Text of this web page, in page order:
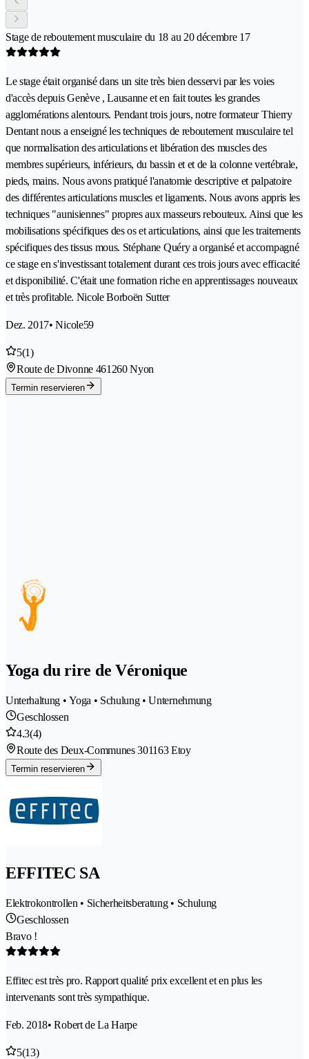
Stage de reboutement musculaire du 18 au 20 décembre 17
Le stage était organisé dans un site très bien desservi par les voies
d'accès depuis Genève , Lausanne et en fait toutes les grandes
agglomérations alentours. Pendant trois jours, notre formateur Thierry
Dentant nous a enseigné les techniques de reboutement musculaire tel
que normalisation des articulations et libération des muscles des
membres supérieurs, inférieurs, du bassin et et de la colonne vertébrale,
pieds, mains. Nous avons pratiqué l'anatomie descriptive et palpatoire
des différentes articulations muscles et ligaments. Nous avons appris les
techniques "aunisiennes" propres aux masseurs rebouteux. Ainsi que les
mobilisations spécifiques des os et articulations, ainsi que les traitements
spécifiques des tissus mous. Stéphane Quéry a organisé et accompagné
ce stage en s'investissant totalement durant ces trois jours avec efficacité
et disponibilité. C'était une formation riche en apprentissages nouveaux
et très profitable. Nicole Borboën Sutter
Dez. 2017• Nicole59
5(1)
Route de Divonne 461260 Nyon
Termin reservieren
Yoga du rire de Véronique
Unterhaltung • Yoga • Schulung • Unternehmung
Geschlossen
4.3(4)
Route des Deux-Communes 301163 Etoy
Termin reservieren
EFFITEC SA
Elektrokontrollen • Sicherheitsberatung • Schulung
Geschlossen
Bravo !
Effitec est très pro. Rapport qualité prix excellent et en plus les
intervenants sont très sympathique.
Feb. 2018• Robert de La Harpe
5(13)